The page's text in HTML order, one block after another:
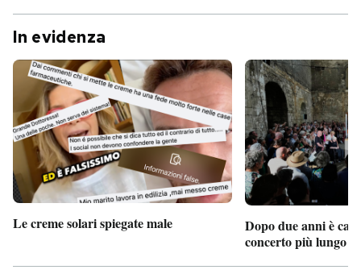
In evidenza
Le creme solari spiegate male
Dopo due anni è
concerto più lungo